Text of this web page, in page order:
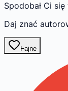
Spodobał Ci
Daj znać
Fajne